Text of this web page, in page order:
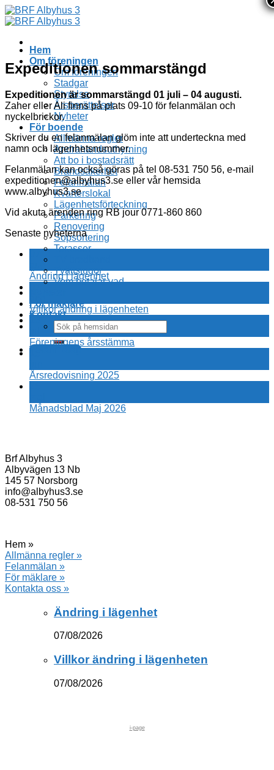
Skip
to
Hem
Om föreningen
Om föreningen
Stadgar
Styrelse
Årsberättelser
Nyheter
För boende
Allmänna regler
Andrahandsuthyrning
Att bo i bostadsrätt
Brandsäkerhet
Felanmälan
Kvarterslokal
Lägenhetsförteckning
Parkering
Renovering
Sopsortering
Terasser
Tvättstugor
Vem betalar vad
För mäklare
Kontakt
Felanmälan
Expeditionen sommarstängd
Expeditionen är sommarstängd 01 juli – 04 augusti.
Zaher eller Ali finns på plats 09-10 för felanmälan och
nyckelbrickor.
Skriver du en felanmälan glöm inte att underteckna med
namn och lägenhetsnummer.
Felanmälan kan också göras på tel 08-531 750 56, e-mail
expeditionen@albyhus3.se eller vår hemsida
www.albyhus3.se
Vid akuta ärenden ring RB jour 0771-860 860
Senaste nyheterna
aug
Ändring i lägenhet
Villkor ändring i lägenheten
Föreningens årsstämma
Årsredovisning 2025
Månadsblad Maj 2026
Brf Albyhus 3
Albyvägen 13 Nb
145 57 Norsborg
info@albyhus3.se
08-531 750 56
Hem »
Allmänna regler »
Felanmälan »
För mäklare »
Kontakta oss »
Ändring i lägenhet
07/08/2026
Villkor ändring i lägenheten
07/08/2026
i-page